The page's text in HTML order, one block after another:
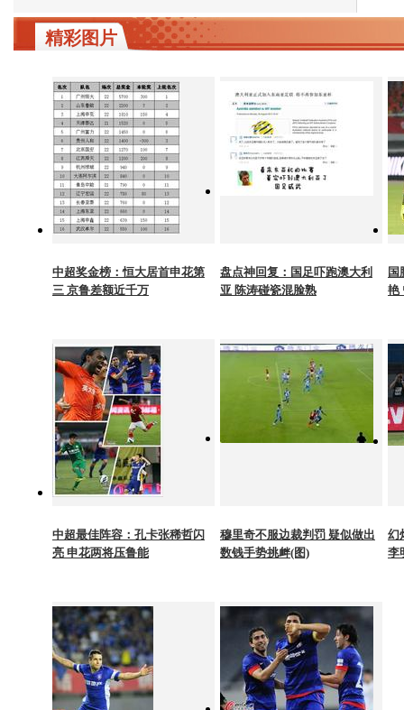
精彩图片
中超奖金榜：恒大居首申花第
三 京鲁差额近千万
盘点神回复：国足吓跑澳大利
亚 陈涛碰瓷混脸熟
国
艳
中超最佳阵容：孔卡张稀哲闪
亮 申花两将压鲁能
穆里奇不服边裁判罚 疑似做出
数钱手势挑衅(图)
幻
李